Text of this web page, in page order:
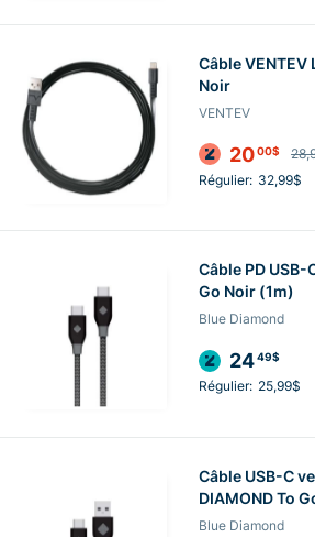
Câble
Noir
VENTEV
2000$
Régulier: 32,99$
Câble PD USB-
Go Noir (1m)
Blue Diamond
2449$
Régulier: 25,99$
Câble USB-C
DIAMOND To
Blue Diamond